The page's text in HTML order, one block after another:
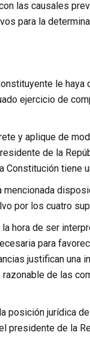
las causales
para la
le haya
ejercicio de
y aplique de
de la
tiene
mencionada
por los cuatro
hora de ser
para
justifican una
de las
posición jurídica
presidente de la